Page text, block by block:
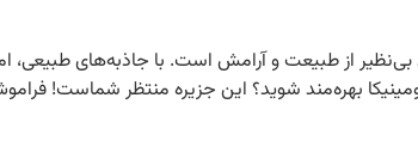
به دومینیکا در سال ۲۰۲۵، تجربه‌ای بی‌نظیر از طبیعت و
بهره‌مند شوید؟ این جزیره منتظر شماست!